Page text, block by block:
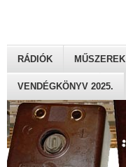
RÁDIÓK MŰSZEREK
VENDÉGKÖNYV 2025.